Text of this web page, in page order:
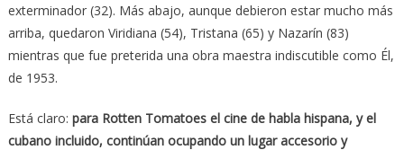
exterminador (32). Más abajo, aunque debieron estar mucho más
arriba, quedaron Viridiana (54), Tristana (65) y Nazarín (83)
mientras que fue preterida una obra maestra indiscutible como Él,
de 1953.
Está claro: para Rotten Tomatoes el cine de habla hispana, y el
cubano incluido, continúan ocupando un lugar accesorio y